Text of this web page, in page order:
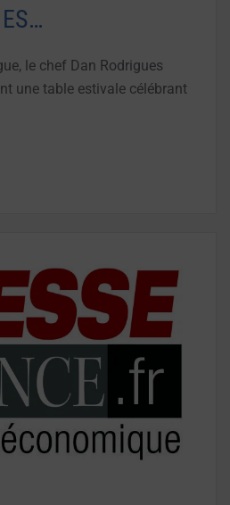
le chef Dan Rodrigues
une table estivale célébrant